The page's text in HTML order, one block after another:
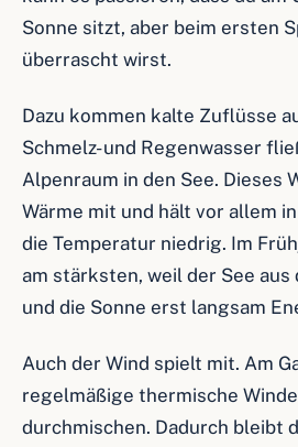
Sonne sitzt, aber beim ersten
überrascht wirst.
Dazu kommen kalte Zuflüsse
Schmelz- und Regenwasser
Alpenraum in den See. Dieses
Wärme mit und hält vor allem
die Temperatur niedrig. Im
am stärksten, weil der See
und die Sonne erst langsam
Auch der Wind spielt mit. Am
regelmäßige thermische
durchmischen. Dadurch bleibt